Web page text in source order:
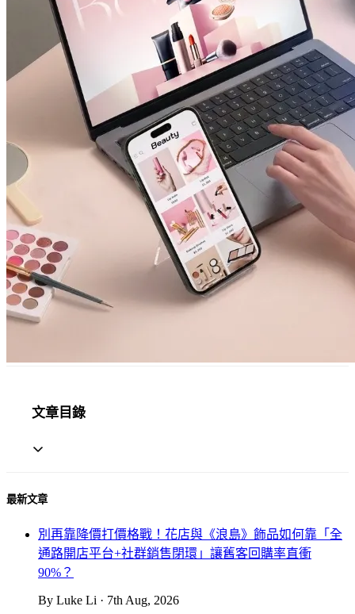
文章目錄
最新文章
別再靠降價打價格戰！花店與《浪島》飾品如何靠「全
通路開店平台+社群銷售閉環」讓舊客回購率直衝
90%？
By Luke Li · 7th Aug, 2026